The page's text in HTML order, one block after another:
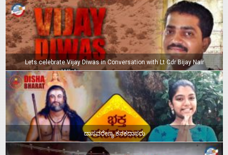
Lets celebrate Vijay Diwas in Conversation with Lt Cdr Bijay Nair
ದಾಸವರೇಣ್ಯ ಕನಕದಾಸರು